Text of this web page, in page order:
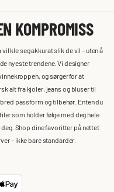
KOMPROMISS
kle seg akkurat slik de vil – uten å
nyeste trendene. Vi designer
og sørger for at
alt fra kjoler, jeans og bluser til
passform og tilbehør. Enten du
som holder følge med deg hele
Shop dine favoritter på nettet
– ikke bare standarder.